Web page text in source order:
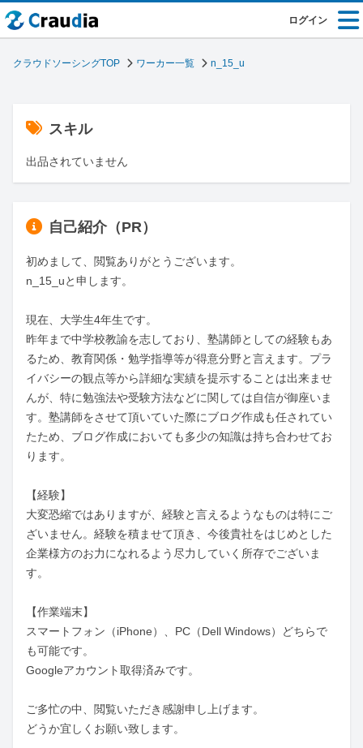
ログイン
クラウドソーシングTOP ワーカー一覧 n_15_u
スキル
出品されていません
自己紹介（PR）
初めまして、閲覧ありがとうございます。
n_15_uと申します。
現在、大学生4年生です。
昨年まで中学校教諭を志しており、塾講師としての経験もあ
るため、教育関係・勉学指導等が得意分野と言えます。プラ
イバシーの観点等から詳細な実績を提示することは出来ませ
んが、特に勉強法や受験方法などに関しては自信が御座いま
す。塾講師をさせて頂いていた際にブログ作成も任されてい
たため、ブログ作成においても多少の知識は持ち合わせてお
ります。
【経験】
大変恐縮ではありますが、経験と言えるようなものは特にご
ざいません。経験を積ませて頂き、今後貴社をはじめとした
企業様方のお力になれるよう尽力していく所存でございま
す。
【作業端末】
スマートフォン（iPhone）、PC（Dell Windows）どちらで
も可能です。
Googleアカウント取得済みです。
ご多忙の中、閲覧いただき感謝申し上げます。
どうか宜しくお願い致します。